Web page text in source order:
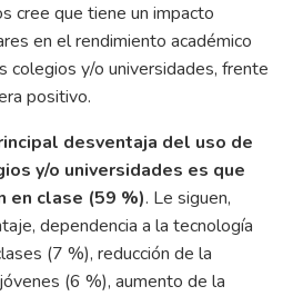
cree que tiene un impacto
en el rendimiento académico
colegios y/o universidades, frente
positivo.
desventaja del uso de
y/o universidades es que
en clase (59 %). Le siguen,
dependencia a la tecnología
(7 %), reducción de la
(6 %), aumento de la